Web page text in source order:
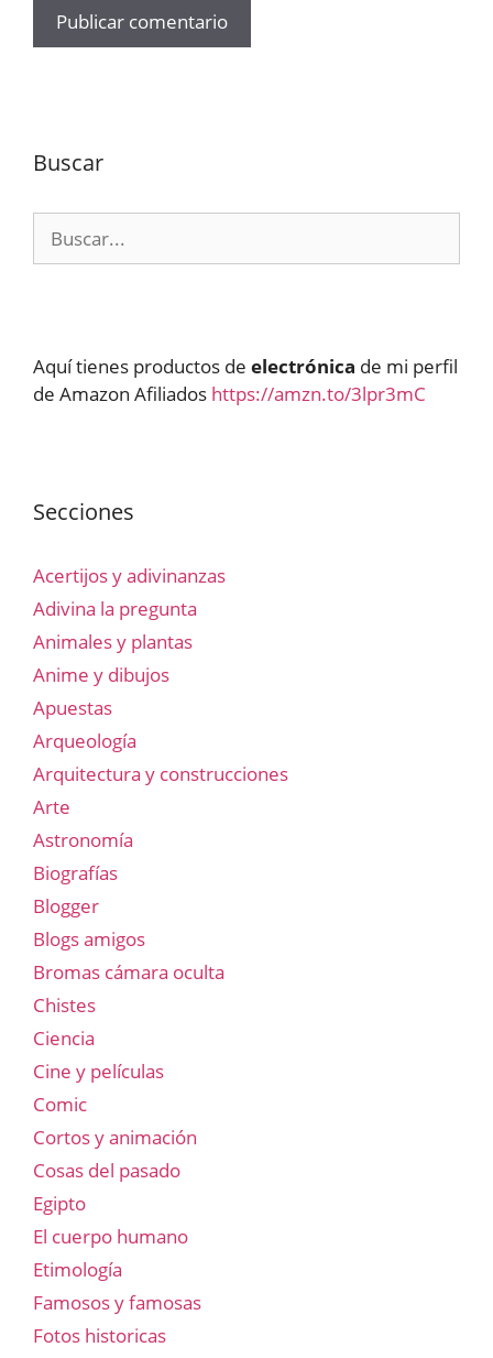
Buscar
Aquí tienes productos de electrónica de mi perfil
de Amazon Afiliados https://amzn.to/3lpr3mC
Secciones
Acertijos y adivinanzas
Adivina la pregunta
Animales y plantas
Anime y dibujos
Apuestas
Arqueología
Arquitectura y construcciones
Arte
Astronomía
Biografías
Blogger
Blogs amigos
Bromas cámara oculta
Chistes
Ciencia
Cine y películas
Comic
Cortos y animación
Cosas del pasado
Egipto
El cuerpo humano
Etimología
Famosos y famosas
Fotos historicas